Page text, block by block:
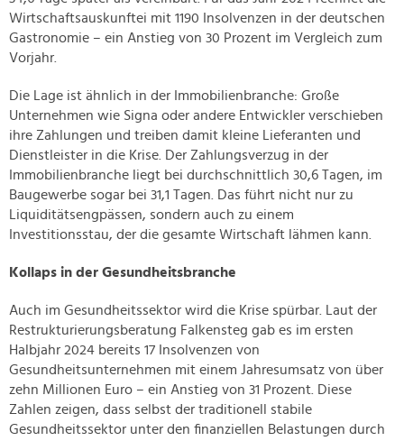
Wirtschaftsauskunftei mit 1190 Insolvenzen in der deutschen
Gastronomie – ein Anstieg von 30 Prozent im Vergleich zum
Vorjahr.
Die Lage ist ähnlich in der Immobilienbranche: Große
Unternehmen wie Signa oder andere Entwickler verschieben
ihre Zahlungen und treiben damit kleine Lieferanten und
Dienstleister in die Krise. Der Zahlungsverzug in der
Immobilienbranche liegt bei durchschnittlich 30,6 Tagen, im
Baugewerbe sogar bei 31,1 Tagen. Das führt nicht nur zu
Liquiditätsengpässen, sondern auch zu einem
Investitionsstau, der die gesamte Wirtschaft lähmen kann.
Kollaps in der Gesundheitsbranche
Auch im Gesundheitssektor wird die Krise spürbar. Laut der
Restrukturierungsberatung Falkensteg gab es im ersten
Halbjahr 2024 bereits 17 Insolvenzen von
Gesundheitsunternehmen mit einem Jahresumsatz von über
zehn Millionen Euro – ein Anstieg von 31 Prozent. Diese
Zahlen zeigen, dass selbst der traditionell stabile
Gesundheitssektor unter den finanziellen Belastungen durch